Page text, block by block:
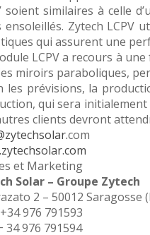
soient similaires à celle
ensoleillés. Zytech LCPV
qui assurent une
LCPV a recours à
miroirs paraboliques,
les prévisions, la
qui sera initialement
clients devront
com
et Marketing
Solar – Groupe Zytech
2 – 50012 Saragosse
976 791593
34 976 791594